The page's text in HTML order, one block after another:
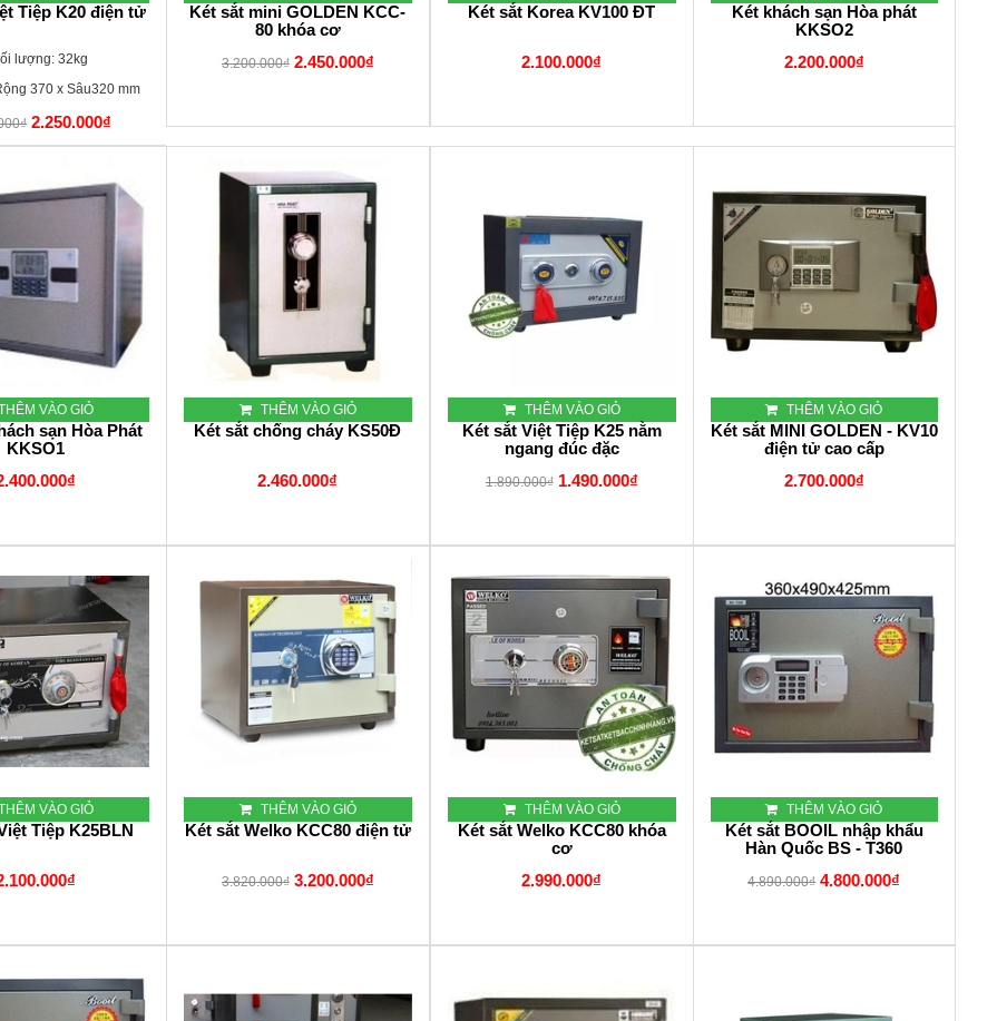
Tiệp K20 điện tử
lượng: 32kg
370 x Sâu320 mm
2.250.000₫
Két sắt mini GOLDEN KCC-
80 khóa cơ
3.200.000₫ 2.450.000₫
Két sắt Korea KV100 ĐT
2.100.000₫
Két khách sạn Hòa phát
KKSO2
2.200.000₫
VÀO GIỎ
sạn Hòa Phát
KKSO1
THÊM VÀO GIỎ
Két sắt chống cháy KS50Đ
2.460.000₫
THÊM VÀO GIỎ
Két sắt Việt Tiệp K25 nằm
ngang đúc đặc
1.890.000₫ 1.490.000₫
THÊM VÀO GIỎ
Két sắt MINI GOLDEN - KV10
điện tử cao cấp
2.700.000₫
VÀO GIỎ
Tiệp K25BLN
THÊM VÀO GIỎ
Két sắt Welko KCC80 điện tử
3.820.000₫ 3.200.000₫
THÊM VÀO GIỎ
Két sắt Welko KCC80 khóa
cơ
2.990.000₫
THÊM VÀO GIỎ
Két sắt BOOIL nhập khẩu
Hàn Quốc BS - T360
4.890.000₫ 4.800.000₫